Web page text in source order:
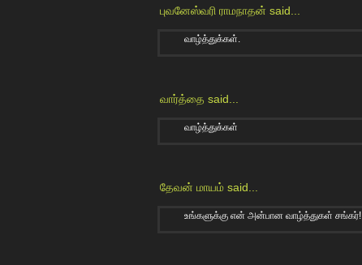
புவனேஸ்வரி ராமநாதன் said...
வாழ்த்துக்கள்.
வார்த்தை said...
வாழ்த்துக்கள்
தேவன் மாயம் said...
உங்களுக்கு என் அன்பான வாழ்த்துகள் சங்கர்!